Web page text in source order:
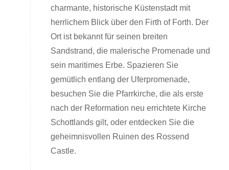
charmante, historische Küstenstadt mit
herrlichem Blick über den Firth of Forth. Der
Ort ist bekannt für seinen breiten
Sandstrand, die malerische Promenade und
sein maritimes Erbe. Spazieren Sie
gemütlich entlang der Uferpromenade,
besuchen Sie die Pfarrkirche, die als erste
nach der Reformation neu errichtete Kirche
Schottlands gilt, oder entdecken Sie die
geheimnisvollen Ruinen des Rossend
Castle.